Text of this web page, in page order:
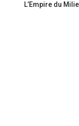
L’Empire du